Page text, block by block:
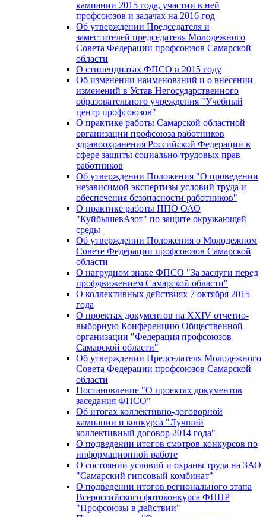
кампании 2015 года, участии в ней
профсоюзов и задачах на 2016 год
Об утверждении Председателя и
заместителей председателя Молодежного
Совета Федерации профсоюзов Самарской
области
О стипендиатах ФПСО в 2015 году
Об изменении наименований и о внесении
изменений в Устав Негосударственного
образовательного учреждения "Учебный
центр профсоюзов"
О практике работы Самарской областной
организации профсоюза работников
здравоохранения Российской Федерации в
сфере защиты социально-трудовых прав
работников
Об утверждении Положения "О проведении
независимой экспертизы условий труда и
обеспечения безопасности работников"
О практике работы ППО ОАО
"КуйбышевАзот" по защите окружающей
среды
Об утверждении Положения о Молодежном
Совете Федерации профсоюзов Самарской
области
О нагрудном знаке ФПСО "За заслуги перед
профдвижением Самарской области"
О коллективных действиях 7 октября 2015
года
О проектах документов на XXIV отчетно-
выборную Конференцию Общественной
организации "Федерация профсоюзов
Самарской области"
Об утверждении Председателя Молодежного
Совета Федерации профсоюзов Самарской
области
Постановление "О проектах документов
заседания ФПСО"
Об итогах коллективно-договорной
кампании и конкурса "Лучший
коллективный договор 2014 года"
О подведении итогов смотров-конкурсов по
информационной работе
О состоянии условий и охраны труда на ЗАО
"Самарский гипсовый комбинат"
О подведении итогов регионального этапа
Всероссийского фотоконкурса ФНПР
"Профсоюзы в действии"